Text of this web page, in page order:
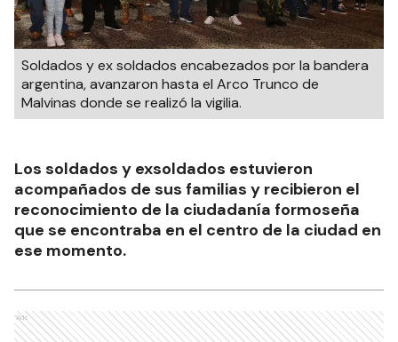
Soldados y ex soldados encabezados por la bandera
argentina, avanzaron hasta el Arco Trunco de
Malvinas donde se realizó la vigilia.
Los soldados y exsoldados estuvieron
acompañados de sus familias y recibieron el
reconocimiento de la ciudadanía formoseña
que se encontraba en el centro de la ciudad en
ese momento.
Ads